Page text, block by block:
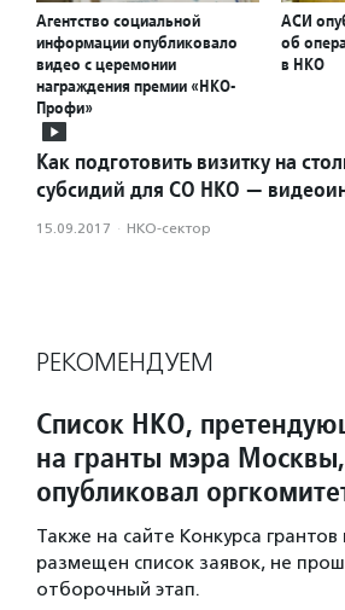
Агентство социальной
информации опубликовало
видео с церемонии
награждения премии «НКО-
Профи»
АСИ
об
в НКО
Как подготовить визитку на
субсидий для СО НКО —
15.09.2017 · НКО-сектор
РЕКОМЕНДУЕМ
Список НКО,
на гранты мэра Москвы,
опубликовал
Также на сайте Конкурса
размещен список заявок, не
отборочный этап.